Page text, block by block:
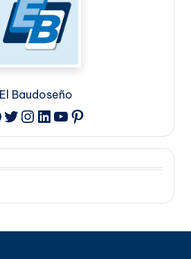
El Baudoseño
Twitter
Instagram
LinkedIn
YouTube
Pinterest